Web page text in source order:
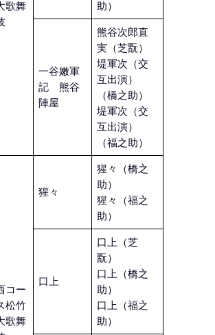
歌舞
助）
一谷嫩軍
記 熊谷
陣屋
熊谷次郎直
実（芝翫）
堤軍次（交
互出演）
（橋之助）
堤軍次（交
互出演）
（福之助）
コー
松竹
歌舞
猩々
猩々（橋之
助）
猩々（福之
助）
口上
口上（芝
翫）
口上（橋之
助）
口上（福之
助）